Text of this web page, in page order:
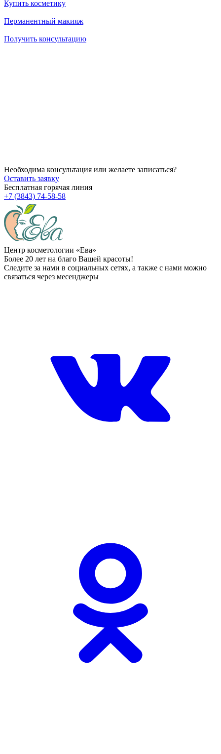
Купить косметику
Перманентный макияж
Получить консультацию
Необходима консультация или желаете записаться?
Оставить заявку
Бесплатная горячая линия
+7 (3843) 74-58-58
Центр косметологии «Ева»
Более 20 лет на благо Вашей красоты!
Следите за нами в социальных сетях, а также с нами можно
связаться через месенджеры